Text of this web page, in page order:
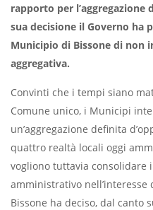
rapporto per l’aggregazione
sua decisione il Governo ha
Municipio di Bissone di non
aggregativa.
Convinti che i tempi siano
Comune unico, i Municipi
un’aggregazione definita
quattro realtà locali oggi
vogliono tuttavia consolidare
amministrativo nell’interesse
Bissone ha deciso, dal canto